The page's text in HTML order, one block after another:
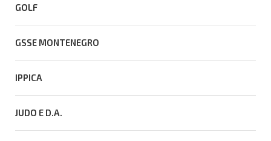
GOLF
GSSE MONTENEGRO
IPPICA
JUDO E D.A.